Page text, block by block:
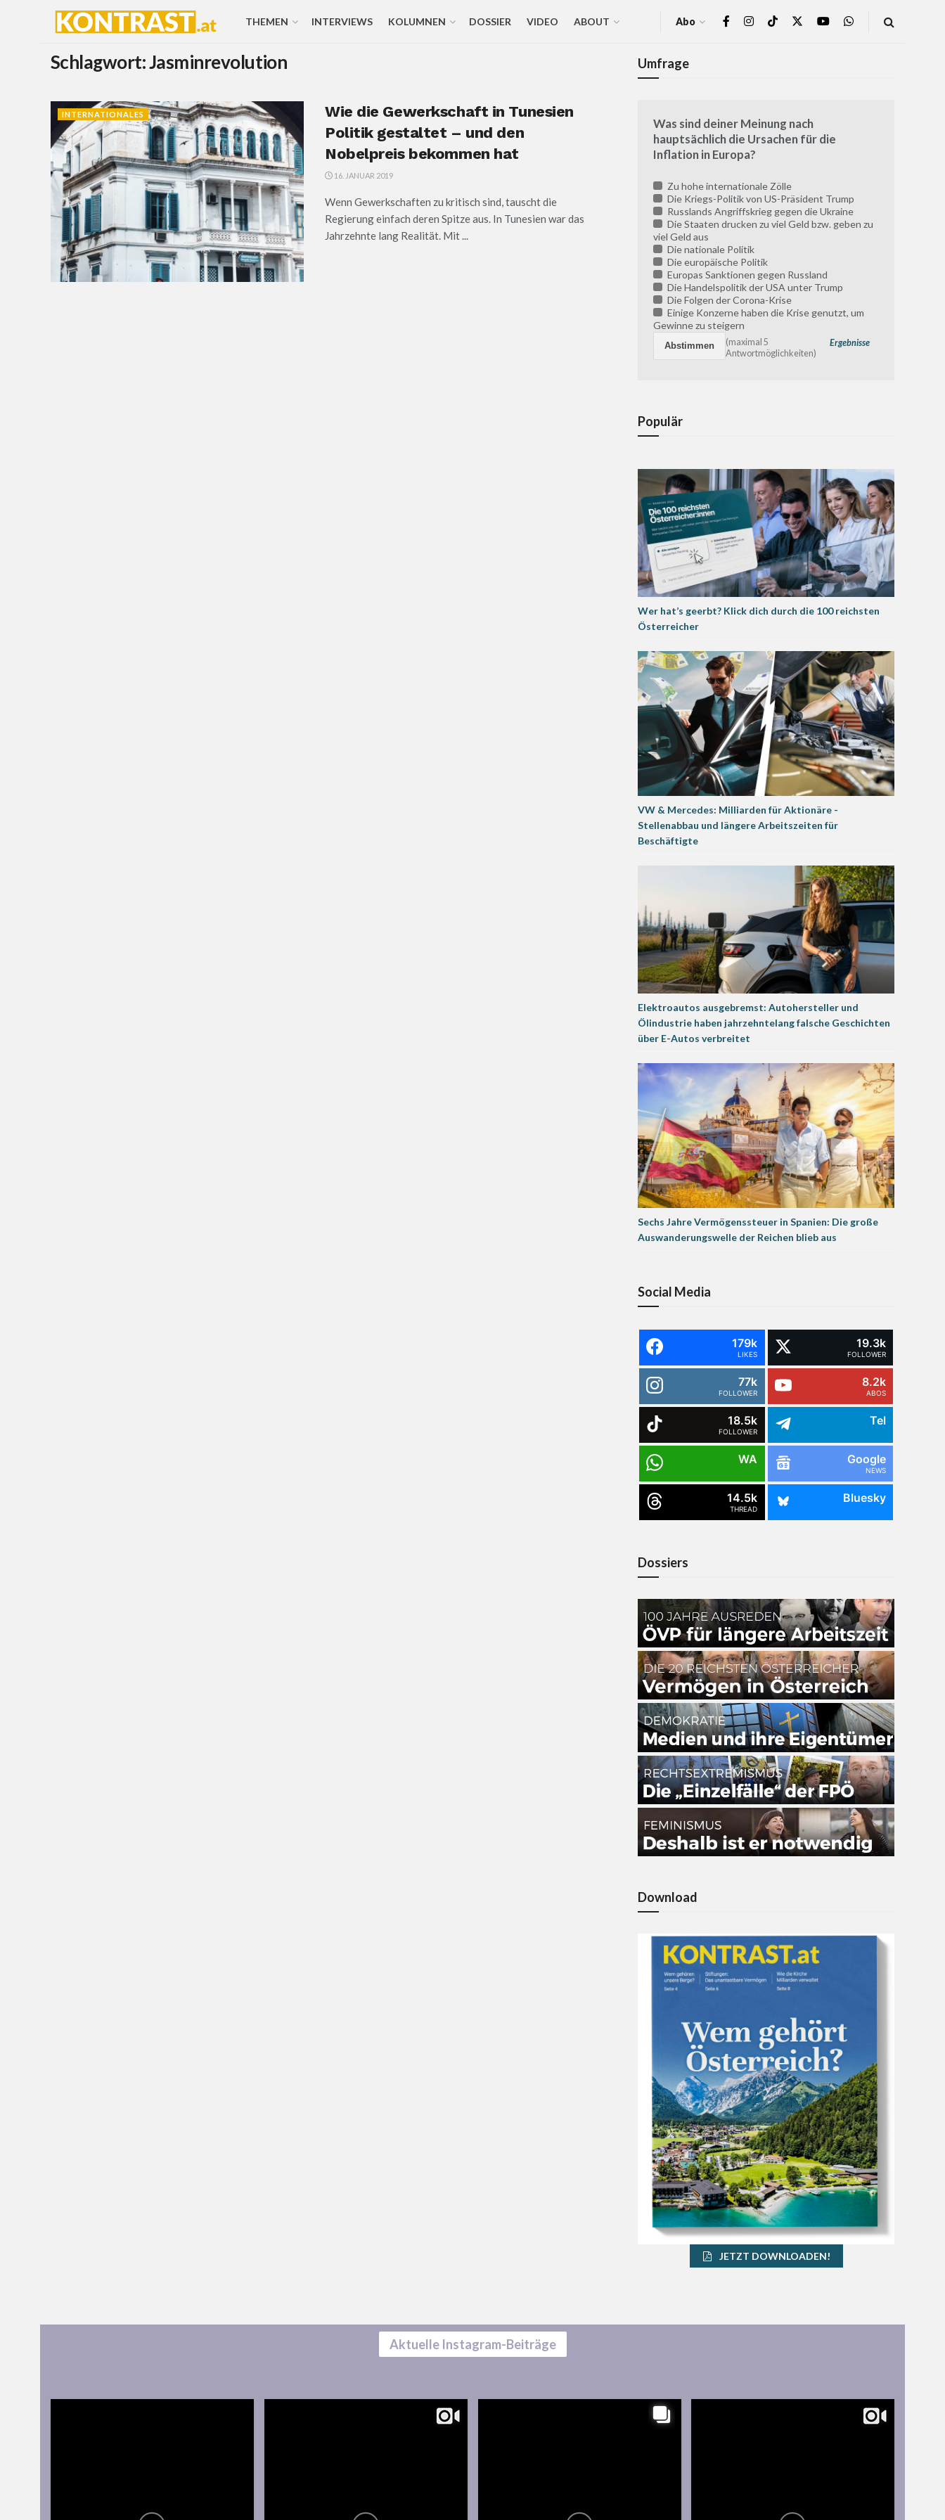
THEMEN INTERVIEWS KOLUMNEN DOSSIER VIDEO ABOUT Abo
Schlagwort:Jasminrevolution
INTERNATIONALES
Wie die Gewerkschaft in Tunesien
Politik gestaltet – und den
Nobelpreis bekommen hat
16. JANUAR 2019
Wenn Gewerkschaften zu kritisch sind, tauscht die
Regierung einfach deren Spitze aus. In Tunesien war das
Jahrzehnte lang Realität. Mit ...
Umfrage
Was sind deiner Meinung nach
hauptsächlich die Ursachen für die
Inflation in Europa?
Zu hohe internationale Zölle
Die Kriegs-Politik von US-Präsident Trump
Russlands Angriffskrieg gegen die Ukraine
Die Staaten drucken zu viel Geld bzw. geben zu
viel Geld aus
Die nationale Politik
Die europäische Politik
Europas Sanktionen gegen Russland
Die Handelspolitik der USA unter Trump
Die Folgen der Corona-Krise
Einige Konzerne haben die Krise genutzt, um
Gewinne zu steigern
Ergebnisse
(maximal 5
Antwortmöglichkeiten)
Populär
Wer hat’s geerbt? Klick dich durch die 100 reichsten
Österreicher
VW & Mercedes: Milliarden für Aktionäre -
Stellenabbau und längere Arbeitszeiten für
Beschäftigte
Elektroautos ausgebremst: Autohersteller und
Ölindustrie haben jahrzehntelang falsche Geschichten
über E-Autos verbreitet
Sechs Jahre Vermögenssteuer in Spanien: Die große
Auswanderungswelle der Reichen blieb aus
Social Media
179k
LIKES
19.3k
FOLLOWER
77k
FOLLOWER
8.2k
ABOS
18.5k
FOLLOWER
Tel
WA Google
NEWS
14.5k
THREAD
Bluesky
Dossiers
Download
JETZT DOWNLOADEN!
Aktuelle Instagram-Beiträge